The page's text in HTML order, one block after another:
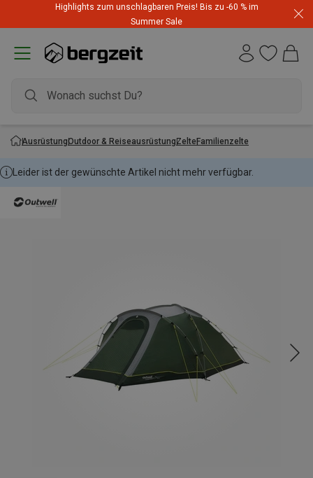
Highlights zum unschlagbaren Preis! Bis zu -60 % im
Summer Sale
AusrüstungOutdoor & ReiseausrüstungZelteFamilienzelte
Leider ist der gewünschte Artikel nicht mehr verfügbar.